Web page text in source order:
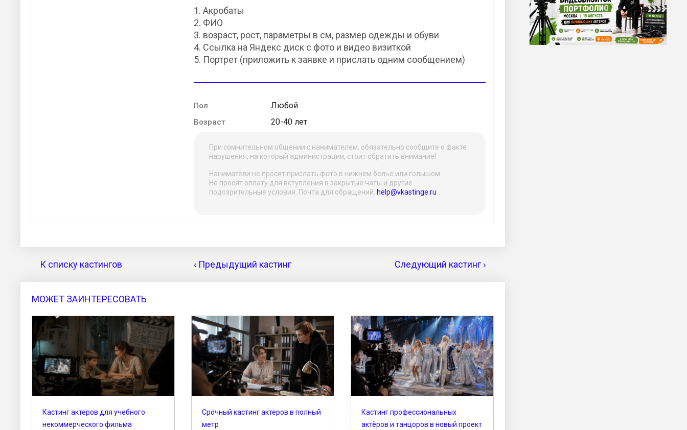
1. Акробаты
2. ФИО
3. возраст, рост, параметры в см, размер одежды и обуви
4. Ссылка на Яндекс диск с фото и видео визиткой
5. Портрет (приложить к заявке и прислать одним сообщением)
Пол Любой
Возраст 20-40 лет
При сомнительном общении с нанимателем, обязательно сообщите о факте
нарушения, на который администрации, стоит обратить внимание!
Наниматели не просят прислать фото в нижнем белье или голышом.
Не просят оплату для вступления в закрытые чаты и другие
подозрительные условия. Почта для обращений: help@vkastinge.ru
К списку кастингов ‹ Предыдущий кастинг Следующий кастинг ›
МОЖЕТ ЗАИНТЕРЕСОВАТЬ
Кастинг актеров для учебного
некоммерческого фильма
Срочный кастинг актеров в полный
метр
Кастинг профессиональных
актёров и танцоров в новый проект